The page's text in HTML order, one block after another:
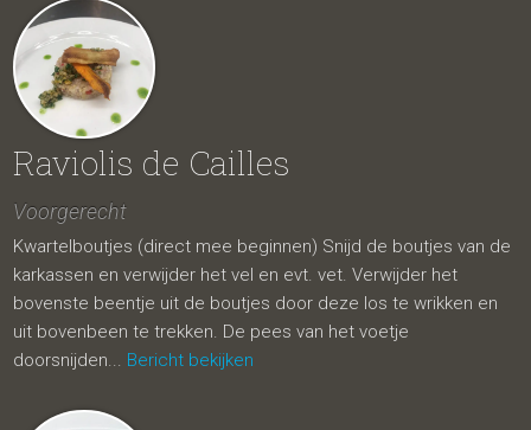
Raviolis de Cailles
Voorgerecht
Kwartelboutjes (direct mee beginnen) Snijd de boutjes van de
karkassen en verwijder het vel en evt. vet. Verwijder het
bovenste beentje uit de boutjes door deze los te wrikken en
uit bovenbeen te trekken. De pees van het voetje
doorsnijden... Bericht bekijken